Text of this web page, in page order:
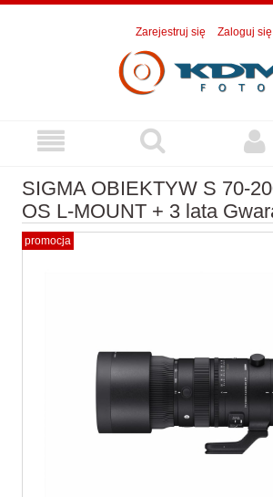
Zarejestruj się Zaloguj się
SIGMA OBIEKTYW S 70-
OS L-MOUNT + 3 lata
promocja